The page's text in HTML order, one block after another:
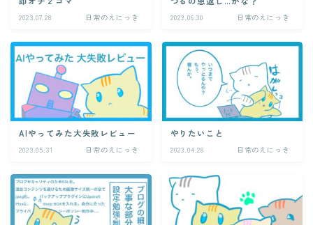
2023.07.28 日常のえにっき 2023.06.30 日常のえにっき
AIやってみた大失敗レビュー
2023.05.31 日常のえにっき
やりたいこと
2023.04.28 日常のえにっき